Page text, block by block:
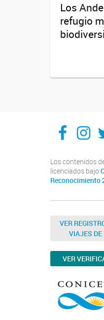
Los
refugio
Los contenidos
licenciados bajo
Reconocimiento
VER
VIAJES
VER